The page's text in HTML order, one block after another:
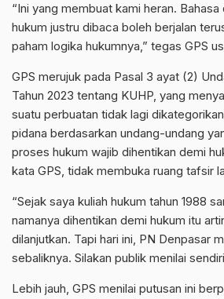
“Ini yang membuat kami heran.
hukum justru dibaca boleh berjalan
paham logika hukumnya,” tegas GPS
GPS merujuk pada Pasal 3 ayat (2)
Tahun 2023 tentang KUHP, yang
suatu perbuatan tidak lagi
pidana berdasarkan undang-undang
proses hukum wajib dihentikan demi
kata GPS, tidak membuka ruang tafsir
“Sejak saya kuliah hukum tahun 1988
namanya dihentikan demi hukum itu
dilanjutkan. Tapi hari ini, PN Denpasar
sebaliknya. Silakan publik menilai
Lebih jauh, GPS menilai putusan ini